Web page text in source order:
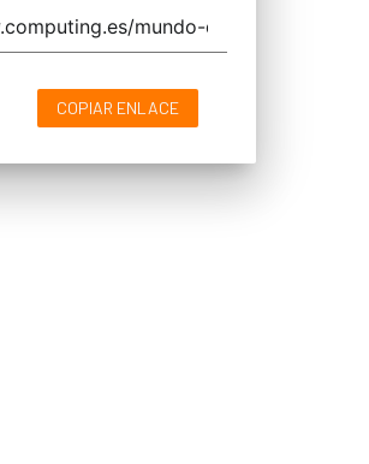
COPIAR ENLACE